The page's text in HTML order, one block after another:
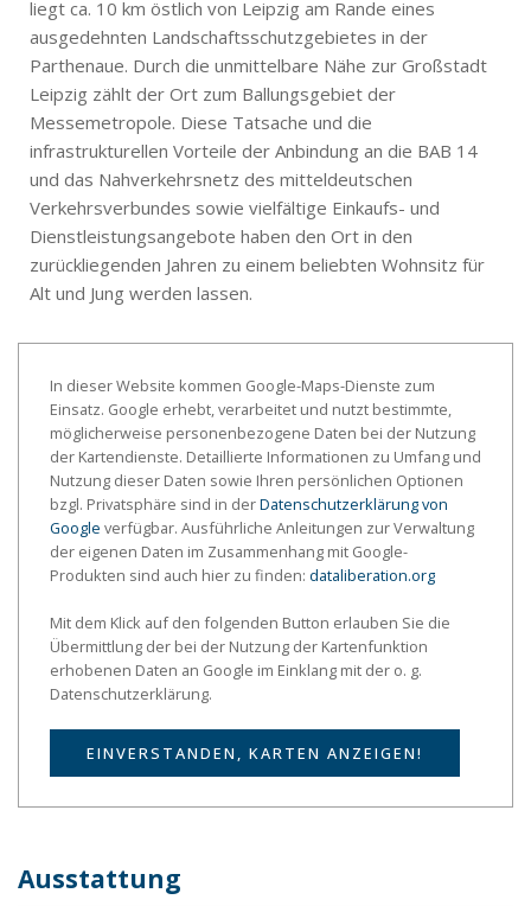
liegt ca. 10 km östlich von Leipzig am Rande eines
ausgedehnten Landschaftsschutzgebietes in der
Parthenaue. Durch die unmittelbare Nähe zur Großstadt
Leipzig zählt der Ort zum Ballungsgebiet der
Messemetropole. Diese Tatsache und die
infrastrukturellen Vorteile der Anbindung an die BAB 14
und das Nahverkehrsnetz des mitteldeutschen
Verkehrsverbundes sowie vielfältige Einkaufs- und
Dienstleistungsangebote haben den Ort in den
zurückliegenden Jahren zu einem beliebten Wohnsitz für
Alt und Jung werden lassen.
In dieser Website kommen Google-Maps-Dienste zum
Einsatz. Google erhebt, verarbeitet und nutzt bestimmte,
möglicherweise personenbezogene Daten bei der Nutzung
der Kartendienste. Detaillierte Informationen zu Umfang und
Nutzung dieser Daten sowie Ihren persönlichen Optionen
bzgl. Privatsphäre sind in derDatenschutzerklärung von
Google verfügbar. Ausführliche Anleitungen zur Verwaltung
der eigenen Daten im Zusammenhang mit Google-
Produkten sind auch hier zu finden: dataliberation.org
Mit dem Klick auf den folgenden Button erlauben Sie die
Übermittlung der bei der Nutzung der Kartenfunktion
erhobenen Daten an Google im Einklang mit der o. g.
Datenschutzerklärung.
EINVERSTANDEN, KARTEN ANZEIGEN!
Ausstattung